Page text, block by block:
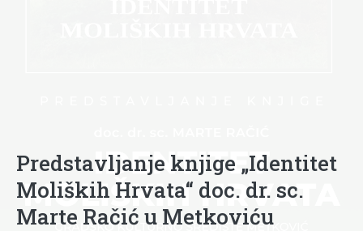
Predstavljanje knjige „Identitet
Moliških Hrvata“ doc. dr. sc.
Marte Račić u Metkoviću